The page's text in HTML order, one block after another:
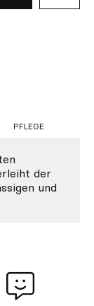
PFLEGE
der
und